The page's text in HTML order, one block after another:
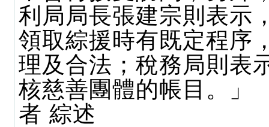
利局局長張建宗則表示
領取綜援時有既定程序
理及合法；稅務局則表
核慈善團體的帳目。
者 綜述